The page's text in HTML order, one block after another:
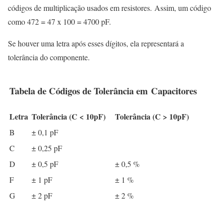
códigos de multiplicação usados em resistores. Assim, um código
como 472 = 47 x 100 = 4700 pF.
Se houver uma letra após esses dígitos, ela representará a
tolerância do componente.
Tabela de Códigos de Tolerância em Capacitores
Letra Tolerância (C < 10pF) Tolerância (C > 10pF)
B
± 0,1 pF
C
± 0,25 pF
D
± 0,5 pF
± 0,5 %
F
± 1 pF
± 1 %
G
± 2 pF
± 2 %